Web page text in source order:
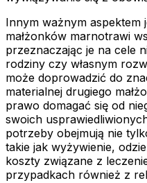
Innym ważnym aspektem
małżonków marnotrawi
przeznaczając je na cele
rodziny czy własnym
może doprowadzić do
materialnej drugiego
prawo domagać się od
swoich
potrzeby obejmują nie
takie jak wyżywienie,
koszty związane z
przypadkach również z